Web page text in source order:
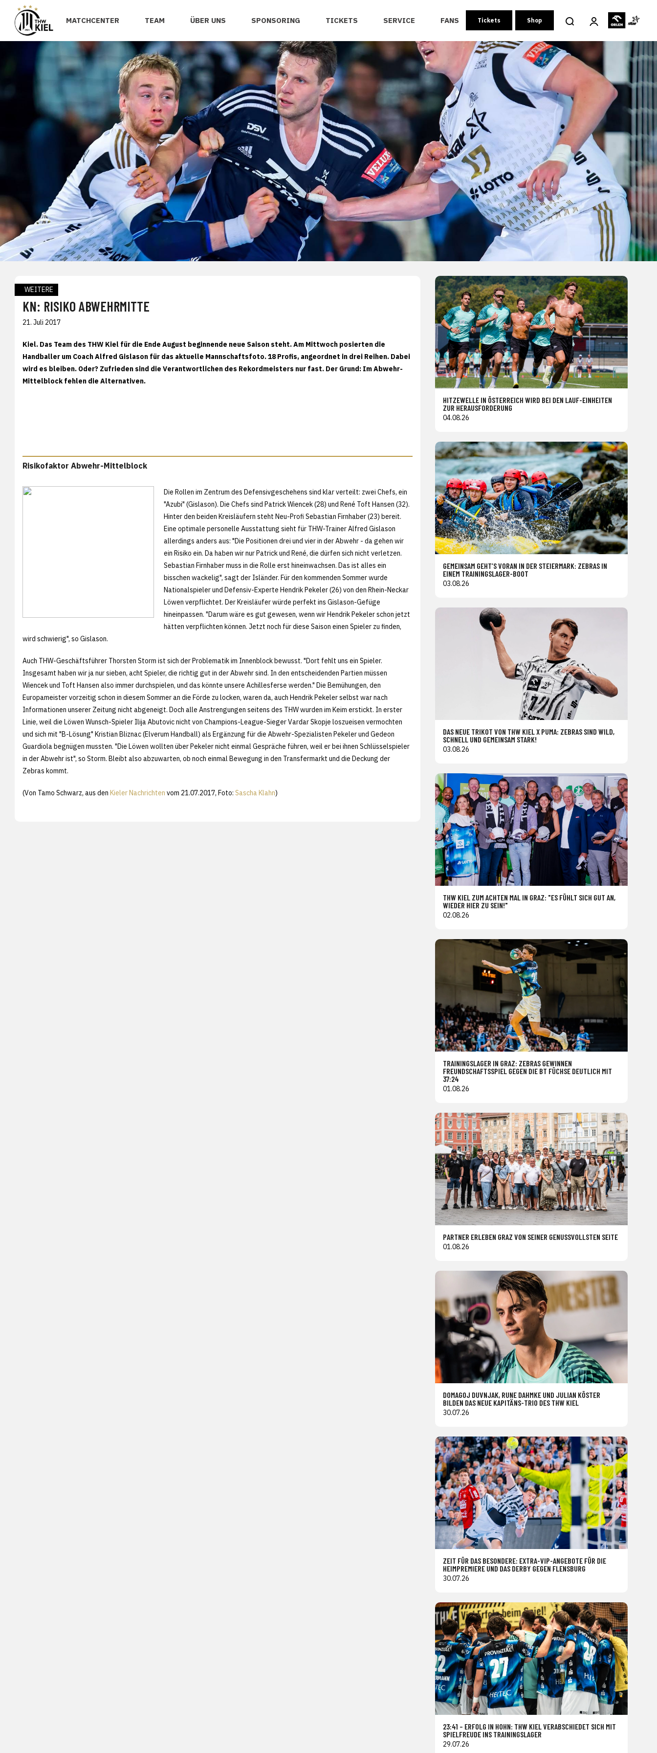
MATCHCENTER TEAM ÜBER UNS SPONSORING TICKETS SERVICE FANS Tickets Shop
WEITERE
KN: RISIKO ABWEHRMITTE
21. Juli 2017
Kiel. Das Team des THW Kiel für die Ende August beginnende neue Saison steht. Am Mittwoch posierten die
Handballer um Coach Alfred Gislason für das aktuelle Mannschaftsfoto. 18 Profis, angeordnet in drei Reihen. Dabei
wird es bleiben. Oder? Zufrieden sind die Verantwortlichen des Rekordmeisters nur fast. Der Grund: Im Abwehr-
Mittelblock fehlen die Alternativen.
Risikofaktor Abwehr-Mittelblock
Die Rollen im Zentrum des Defensivgeschehens sind klar verteilt: zwei Chefs, ein
"Azubi" (Gislason). Die Chefs sind Patrick Wiencek (28) und René Toft Hansen (32).
Hinter den beiden Kreisläufern steht Neu-Profi Sebastian Firnhaber (23) bereit.
Eine optimale personelle Ausstattung sieht für THW-Trainer Alfred Gislason
allerdings anders aus: "Die Positionen drei und vier in der Abwehr - da gehen wir
ein Risiko ein. Da haben wir nur Patrick und René, die dürfen sich nicht verletzen.
Sebastian Firnhaber muss in die Rolle erst hineinwachsen. Das ist alles ein
bisschen wackelig", sagt der Isländer. Für den kommenden Sommer wurde
Nationalspieler und Defensiv-Experte Hendrik Pekeler (26) von den Rhein-Neckar
Löwen verpflichtet. Der Kreisläufer würde perfekt ins Gislason-Gefüge
hineinpassen. "Darum wäre es gut gewesen, wenn wir Hendrik Pekeler schon jetzt
hätten verpflichten können. Jetzt noch für diese Saison einen Spieler zu finden,
wird schwierig", so Gislason.
Auch THW-Geschäftsführer Thorsten Storm ist sich der Problematik im Innenblock bewusst. "Dort fehlt uns ein Spieler.
Insgesamt haben wir ja nur sieben, acht Spieler, die richtig gut in der Abwehr sind. In den entscheidenden Partien müssen
Wiencek und Toft Hansen also immer durchspielen, und das könnte unsere Achillesferse werden." Die Bemühungen, den
Europameister vorzeitig schon in diesem Sommer an die Förde zu locken, waren da, auch Hendrik Pekeler selbst war nach
Informationen unserer Zeitung nicht abgeneigt. Doch alle Anstrengungen seitens des THW wurden im Keim erstickt. In erster
Linie, weil die Löwen Wunsch-Spieler Ilija Abutovic nicht von Champions-League-Sieger Vardar Skopje loszueisen vermochten
und sich mit "B-Lösung" Kristian Bliznac (Elverum Handball) als Ergänzung für die Abwehr-Spezialisten Pekeler und Gedeon
Guardiola begnügen mussten. "Die Löwen wollten über Pekeler nicht einmal Gespräche führen, weil er bei ihnen Schlüsselspieler
in der Abwehr ist", so Storm. Bleibt also abzuwarten, ob noch einmal Bewegung in den Transfermarkt und die Deckung der
Zebras kommt.
(Von Tamo Schwarz, aus den Kieler Nachrichten vom 21.07.2017, Foto: Sascha Klahn)
HITZEWELLE IN ÖSTERREICH WIRD BEI DEN LAUF-EINHEITEN
ZUR HERAUSFORDERUNG
04.08.26
GEMEINSAM GEHT’S VORAN IN DER STEIERMARK: ZEBRAS IN
EINEM TRAININGSLAGER-BOOT
03.08.26
DAS NEUE TRIKOT VON THW KIEL X PUMA: ZEBRAS SIND WILD,
SCHNELL UND GEMEINSAM STARK!
03.08.26
THW KIEL ZUM ACHTEN MAL IN GRAZ: "ES FÜHLT SICH GUT AN,
WIEDER HIER ZU SEIN!"
02.08.26
TRAININGSLAGER IN GRAZ: ZEBRAS GEWINNEN
FREUNDSCHAFTSSPIEL GEGEN DIE BT FÜCHSE DEUTLICH MIT
37:24
01.08.26
PARTNER ERLEBEN GRAZ VON SEINER GENUSSVOLLSTEN SEITE
01.08.26
DOMAGOJ DUVNJAK, RUNE DAHMKE UND JULIAN KÖSTER
BILDEN DAS NEUE KAPITÄNS-TRIO DES THW KIEL
30.07.26
ZEIT FÜR DAS BESONDERE: EXTRA-VIP-ANGEBOTE FÜR DIE
HEIMPREMIERE UND DAS DERBY GEGEN FLENSBURG
30.07.26
23:41 – ERFOLG IN HOHN: THW KIEL VERABSCHIEDET SICH MIT
SPIELFREUDE INS TRAININGSLAGER
29.07.26